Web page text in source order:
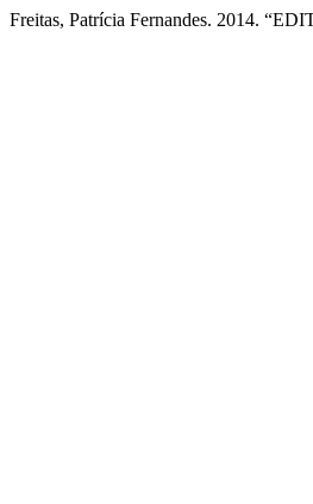
Freitas, Patrícia Fernandes. 2014.